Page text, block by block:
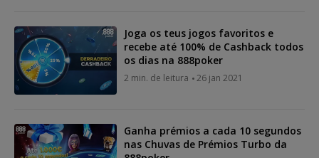
Joga os teus jogos favoritos e
recebe até 100% de Cashback todos
os dias na 888poker
2 min. de leitura 26 jan 2021
Ganha prémios a cada 10 segundos
nas Chuvas de Prémios Turbo da